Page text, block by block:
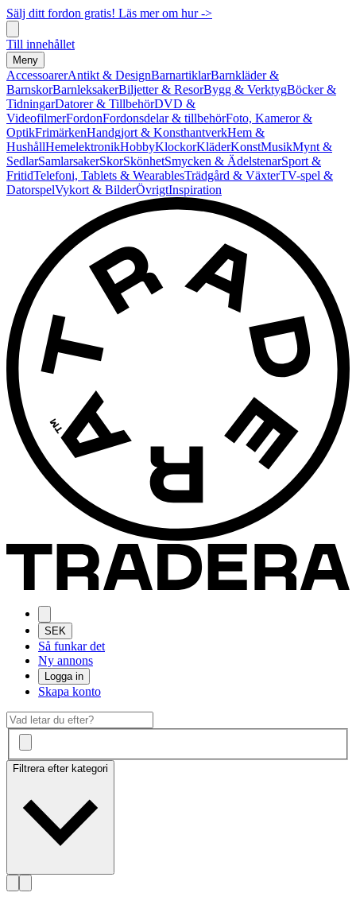
Sälj ditt fordon gratis! Läs mer om hur ->
Till innehållet
Meny
AccessoarerAntikt & DesignBarnartiklarBarnkläder &
BarnskorBarnleksakerBiljetter & ResorBygg & VerktygBöcker &
TidningarDatorer & TillbehörDVD &
VideofilmerFordonFordonsdelar & tillbehörFoto, Kameror &
OptikFrimärkenHandgjort & KonsthantverkHem &
HushållHemelektronikHobbyKlockorKläderKonstMusikMynt &
SedlarSamlarsakerSkorSkönhetSmycken & ÄdelstenarSport &
FritidTelefoni, Tablets & WearablesTrädgård & VäxterTV-spel &
DatorspelVykort & BilderÖvrigtInspiration
SEK
Så funkar det
Ny annons
Logga in
Skapa konto
Filtrera efter kategori